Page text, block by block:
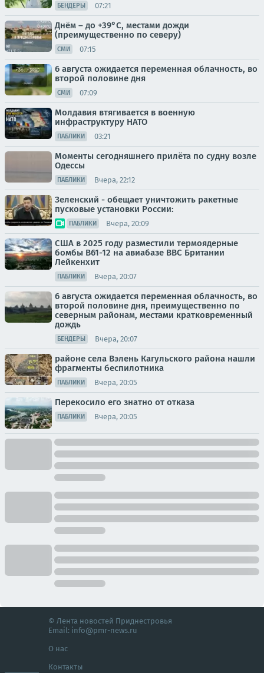
БЕНДЕРЫ 07:21
Днём – до +39°С, местами дожди
(преимущественно по северу)
СМИ 07:15
6 августа ожидается переменная облачность, во
второй половине дня
СМИ 07:09
Молдавия втягивается в военную
инфраструктуру НАТО
ПАБЛИКИ 03:21
Моменты сегодняшнего прилёта по судну возле
Одессы
ПАБЛИКИ Вчера, 22:12
Зеленский - обещает уничтожить ракетные
пусковые установки России:
ПАБЛИКИ Вчера, 20:09
США в 2025 году разместили термоядерные
бомбы B61-12 на авиабазе ВВС Британии
Лейкенхит
ПАБЛИКИ Вчера, 20:07
6 августа ожидается переменная облачность, во
второй половине дня, преимущественно по
северным районам, местами кратковременный
дождь
БЕНДЕРЫ Вчера, 20:07
районе села Вэлень Кагульского района нашли
фрагменты беспилотника
ПАБЛИКИ Вчера, 20:05
Перекосило его знатно от отказа
ПАБЛИКИ Вчера, 20:05
© Лента новостей Приднестровья
Email: info@pmr-news.ru
О нас
Контакты